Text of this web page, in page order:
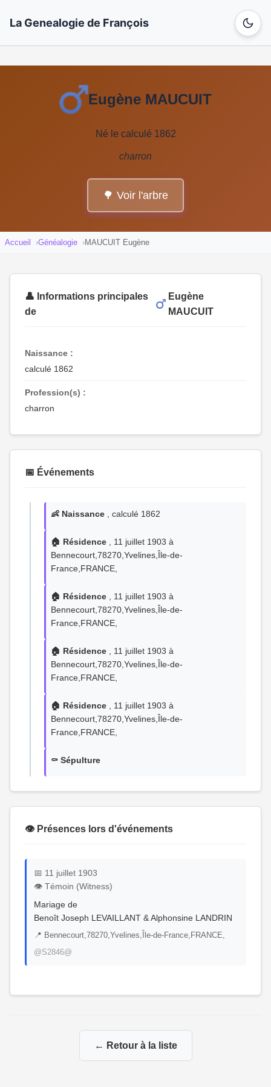
La Genealogie de François
Eugène MAUCUIT
Né le calculé 1862
charron
🌳 Voir l'arbre
Accueil Généalogie MAUCUIT Eugène
👤 Informations principales
de
Eugène
MAUCUIT
Naissance :
calculé 1862
Profession(s) :
charron
📅 Événements
👶 Naissance , calculé 1862
🏠 Résidence , 11 juillet 1903 à
Bennecourt,78270,Yvelines,Île-de-
France,FRANCE,
🏠 Résidence , 11 juillet 1903 à
Bennecourt,78270,Yvelines,Île-de-
France,FRANCE,
🏠 Résidence , 11 juillet 1903 à
Bennecourt,78270,Yvelines,Île-de-
France,FRANCE,
🏠 Résidence , 11 juillet 1903 à
Bennecourt,78270,Yvelines,Île-de-
France,FRANCE,
⚰️ Sépulture
👁️ Présences lors d'événements
📅 11 juillet 1903
👁️ Témoin (Witness)
Mariage de
Benoît Joseph LEVAILLANT & Alphonsine LANDRIN
📍 Bennecourt,78270,Yvelines,Île-de-France,FRANCE,
@S2846@
← Retour à la liste